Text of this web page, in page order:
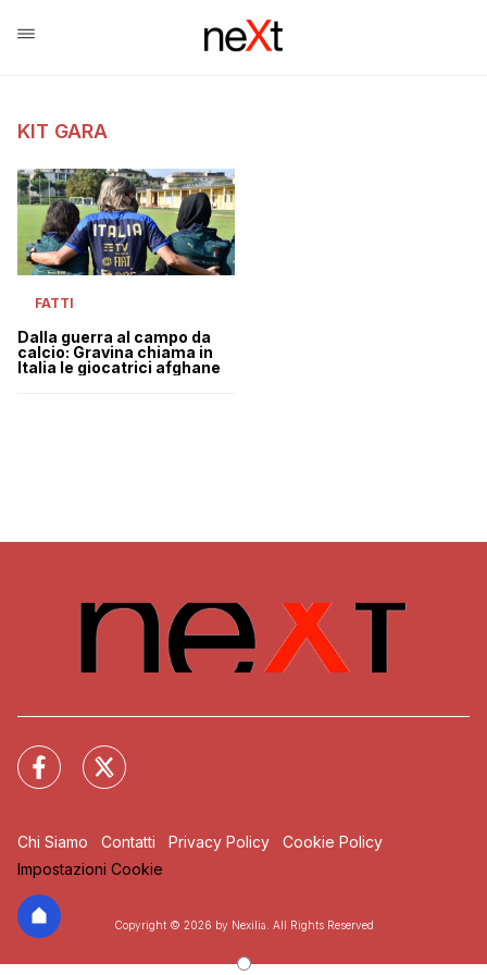
KIT GARA
FATTI
Dalla guerra al campo da
calcio: Gravina chiama in
Italia le giocatrici afghane
Chi Siamo Contatti Privacy Policy
Cookie Policy
Impostazioni Cookie
Copyright © 2026 by Nexilia. All Rights Reserved